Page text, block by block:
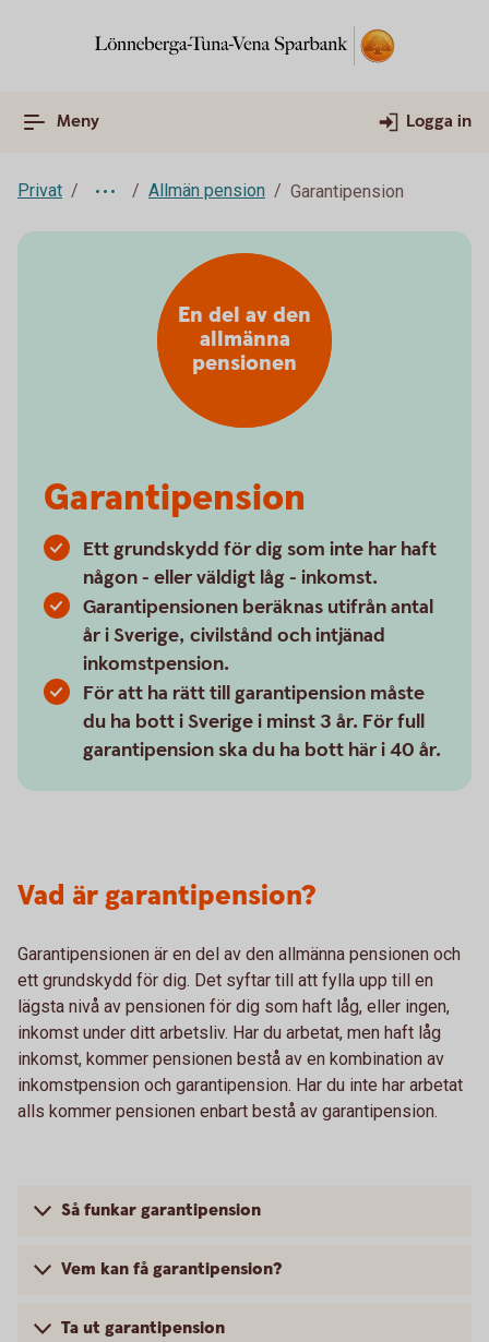
Meny Logga in
Privat Allmän pension Garantipension
Garantipension
Ett grundskydd för dig som inte har haft
någon - eller väldigt låg - inkomst.
Garantipensionen beräknas utifrån antal
år i Sverige, civilstånd och intjänad
inkomstpension.
För att ha rätt till garantipension måste
du ha bott i Sverige i minst 3 år. För full
garantipension ska du ha bott här i 40 år.
En del av den
allmänna
pensionen
Vad är garantipension?
Garantipensionen är en del av den allmänna pensionen och
ett grundskydd för dig. Det syftar till att fylla upp till en
lägsta nivå av pensionen för dig som haft låg, eller ingen,
inkomst under ditt arbetsliv. Har du arbetat, men haft låg
inkomst, kommer pensionen bestå av en kombination av
inkomstpension och garantipension. Har du inte har arbetat
alls kommer pensionen enbart bestå av garantipension.
Så funkar garantipension
Vem kan få garantipension?
Ta ut garantipension